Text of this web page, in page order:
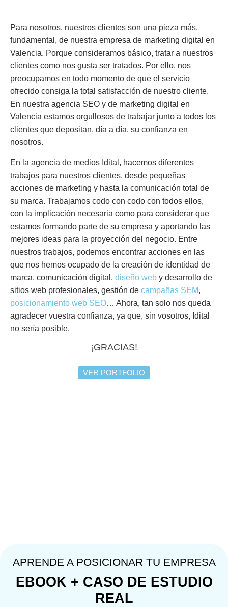
Para nosotros, nuestros clientes son una pieza más,
fundamental, de nuestra empresa de marketing digital en
Valencia. Porque consideramos básico, tratar a nuestros
clientes como nos gusta ser tratados. Por ello, nos
preocupamos en todo momento de que el servicio
ofrecido consiga la total satisfacción de nuestro cliente.
En nuestra agencia SEO y de marketing digital en
Valencia estamos orgullosos de trabajar junto a todos los
clientes que depositan, día a día, su confianza en
nosotros.
En la agencia de medios Idital, hacemos diferentes
trabajos para nuestros clientes, desde pequeñas
acciones de marketing y hasta la comunicación total de
su marca. Trabajamos codo con codo con todos ellos,
con la implicación necesaria como para considerar que
estamos formando parte de su empresa y aportando las
mejores ideas para la proyección del negocio. Entre
nuestros trabajos, podemos encontrar acciones en las
que nos hemos ocupado de la creación de identidad de
marca, comunicación digital, diseño web y desarrollo de
sitios web profesionales, gestión de campañas SEM,
posicionamiento web SEO… Ahora, tan solo nos queda
agradecer vuestra confianza, ya que, sin vosotros, Idital
no sería posible.
¡GRACIAS!
VER PORTFOLIO
APRENDE A POSICIONAR TU EMPRESA
EBOOK + CASO DE ESTUDIO
REAL